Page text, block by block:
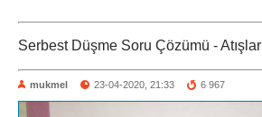
Serbest Düşme Soru Çözümü - Atışlar
mukmel 23-04-2020, 21:33 6 967